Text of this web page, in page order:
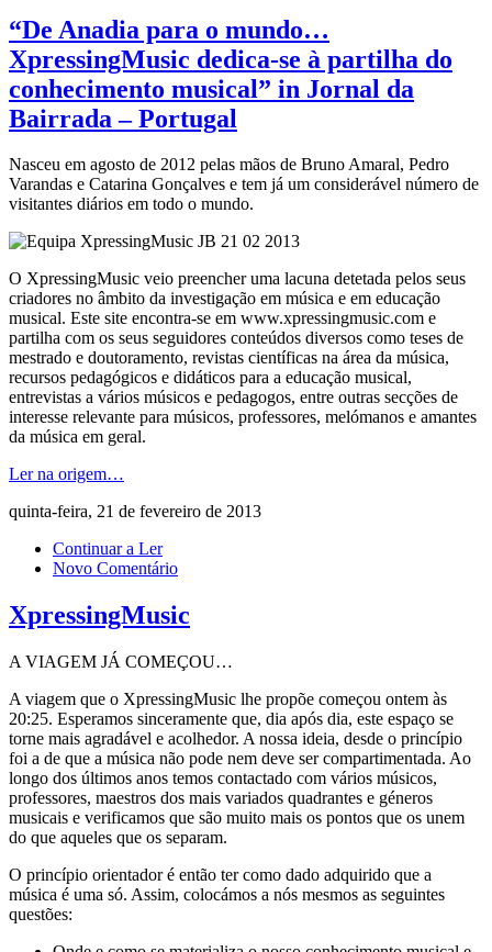
“De Anadia para o mundo…
XpressingMusic dedica-se à partilha do
conhecimento musical” in Jornal da
Bairrada – Portugal
Nasceu em agosto de 2012 pelas mãos de Bruno Amaral, Pedro
Varandas e Catarina Gonçalves e tem já um considerável número de
visitantes diários em todo o mundo.
O XpressingMusic veio preencher uma lacuna detetada pelos seus
criadores no âmbito da investigação em música e em educação
musical. Este site encontra-se em www.xpressingmusic.com e
partilha com os seus seguidores conteúdos diversos como teses de
mestrado e doutoramento, revistas científicas na área da música,
recursos pedagógicos e didáticos para a educação musical,
entrevistas a vários músicos e pedagogos, entre outras secções de
interesse relevante para músicos, professores, melómanos e amantes
da música em geral.
Ler na origem…
quinta-feira, 21 de fevereiro de 2013
Continuar a Ler
Novo Comentário
XpressingMusic
A VIAGEM JÁ COMEÇOU…
A viagem que o XpressingMusic lhe propõe começou ontem às
20:25. Esperamos sinceramente que, dia após dia, este espaço se
torne mais agradável e acolhedor. A nossa ideia, desde o princípio
foi a de que a música não pode nem deve ser compartimentada. Ao
longo dos últimos anos temos contactado com vários músicos,
professores, maestros dos mais variados quadrantes e géneros
musicais e verificamos que são muito mais os pontos que os unem
do que aqueles que os separam.
O princípio orientador é então ter como dado adquirido que a
música é uma só. Assim, colocámos a nós mesmos as seguintes
questões: